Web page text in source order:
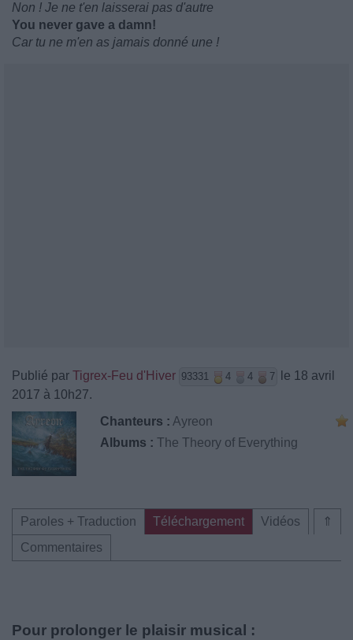
Non ! Je ne t'en laisserai pas d'autre
You never gave a damn!
Car tu ne m'en as jamais donné une !
Publié par Tigrex-Feu d'Hiver 93331 4 4 7
le 18 avril
2017 à 10h27.
Chanteurs : Ayreon
Albums : The Theory of Everything
⇑
Paroles + Traduction Téléchargement
Vidéos
Commentaires
Pour prolonger le plaisir musical :